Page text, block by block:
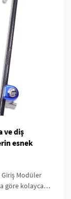
ve diş
esnek
Modüler
göre kolayca